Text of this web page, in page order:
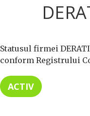
Statusul firmei
conform Registrului
ACTIV